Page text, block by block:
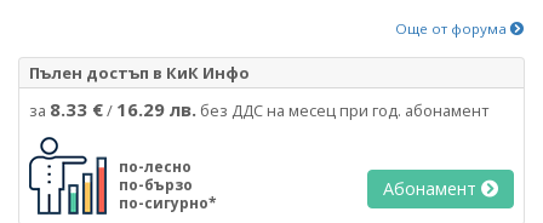
Още от форума
Пълен достъп в КиК Инфо
за 8.33 €/ 16.29 лв. без ДДС на месец при год. абонамент
по-лесно
по-бързо
по-сигурно*
Абонамент